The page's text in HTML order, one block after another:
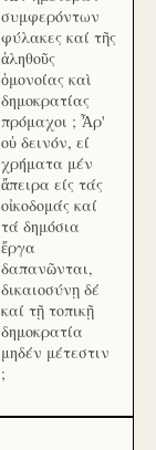
συμφερόντων
φύλακες καί τῆς
ἀληθοῦς
ὁμονοίας καὶ
δημοκρατίας
πρόμαχοι ; Ἆρ'
οὐ δεινόν, εί
χρήματα μέν
ἄπειρα είς τάς
οἰκοδομάς καί
τά δημόσια
ἔργα
δαπανῶνται,
δικαιοσύνῃ δέ
καί τῇ τοπικῇ
δημοκρατία
μηδέν μέτεστιν
;